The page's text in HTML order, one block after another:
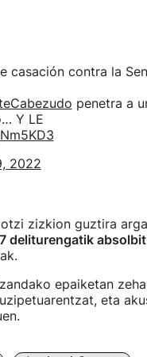
casación contra la
penetra a
Y LE
2022
zizkion guztira
deliturengatik
epaiketan
eta